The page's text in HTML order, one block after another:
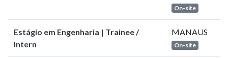
On-site
Estágio em Engenharia | Trainee /
Intern
MANAUS
On-site